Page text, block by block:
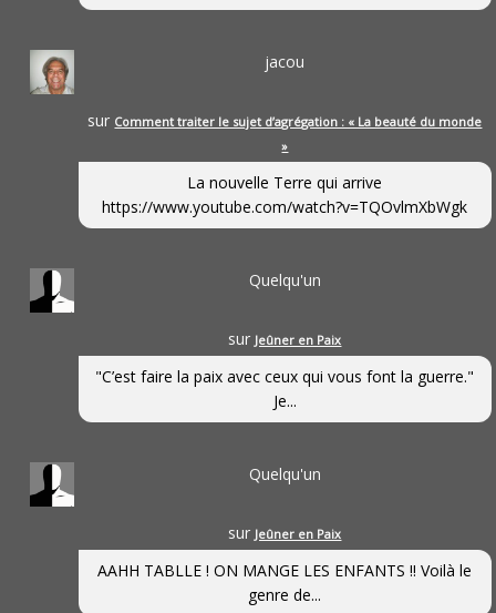
jacou
sur Comment traiter le sujet d’agrégation : « La beauté du monde
»
La nouvelle Terre qui arrive
https://www.youtube.com/watch?v=TQOvlmXbWgk
Quelqu'un
sur Jeûner en Paix
"C’est faire la paix avec ceux qui vous font la guerre."
Je...
Quelqu'un
sur Jeûner en Paix
AAHH TABLLE ! ON MANGE LES ENFANTS !! Voilà le
genre de...